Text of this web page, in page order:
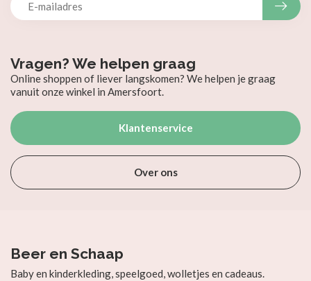
Vragen? We helpen graag
Online shoppen of liever langskomen? We helpen je graag
vanuit onze winkel in Amersfoort.
Klantenservice
Over ons
Beer en Schaap
Baby en kinderkleding, speelgoed, wolletjes en cadeaus.